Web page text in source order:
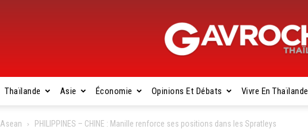
Gavroche
Thaïlande Asie Économie Opinions Et Débats Vivre En Thaïlande
Asean PHILIPPINES – CHINE : Manille renforce ses positions dans les Spratleys